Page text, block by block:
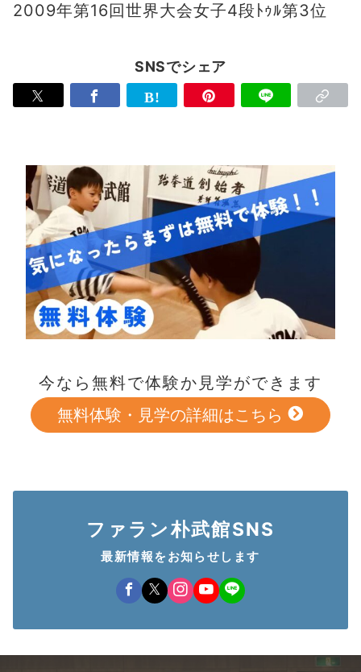
2009年第16回世界大会女子4段ﾄｩﾙ第3位
SNSでシェア
今なら無料で体験か見学ができます
無料体験・見学の詳細はこちら
ファラン朴武館SNS
最新情報をお知らせします